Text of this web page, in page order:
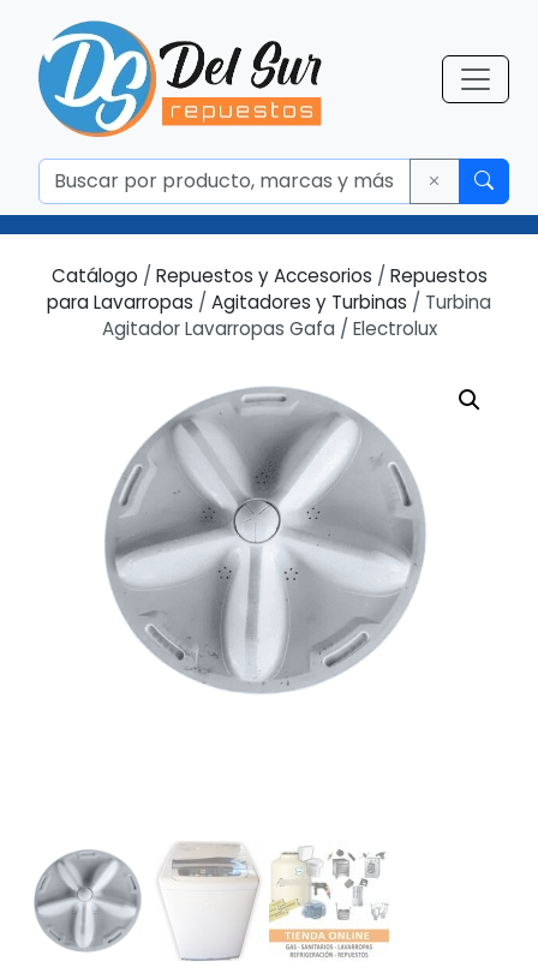
Catálogo / Repuestos y Accesorios / Repuestos
para Lavarropas / Agitadores y Turbinas / Turbina
Agitador Lavarropas Gafa / Electrolux